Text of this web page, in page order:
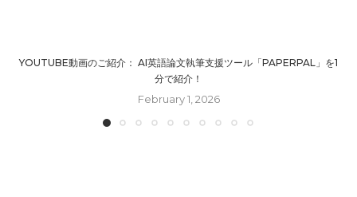
YOUTUBE動画のご紹介： AI英語論文執筆支援ツール「PAPERPAL」を1
分で紹介！
February 1, 2026